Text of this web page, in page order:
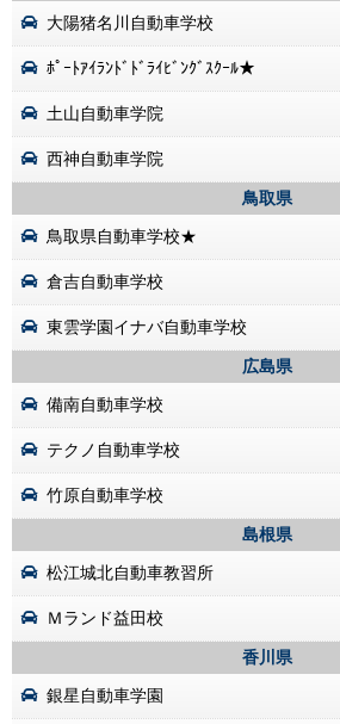
大陽猪名川自動車学校
ﾎﾟｰﾄｱｲﾗﾝﾄﾞﾄﾞﾗｲﾋﾞﾝｸﾞｽｸｰﾙ★
土山自動車学院
西神自動車学院
鳥取県
鳥取県自動車学校★
倉吉自動車学校
東雲学園イナバ自動車学校
広島県
備南自動車学校
テクノ自動車学校
竹原自動車学校
島根県
松江城北自動車教習所
Ｍランド益田校
香川県
銀星自動車学園